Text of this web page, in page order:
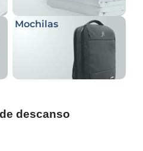
Mochilas
descanso